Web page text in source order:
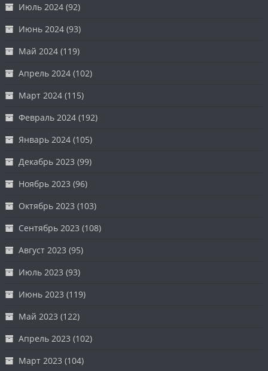
Июль 2024 (92)
Июнь 2024 (93)
Май 2024 (119)
Апрель 2024 (102)
Март 2024 (115)
Февраль 2024 (192)
Январь 2024 (105)
Декабрь 2023 (99)
Ноябрь 2023 (96)
Октябрь 2023 (103)
Сентябрь 2023 (108)
Август 2023 (95)
Июль 2023 (93)
Июнь 2023 (119)
Май 2023 (122)
Апрель 2023 (102)
Март 2023 (104)